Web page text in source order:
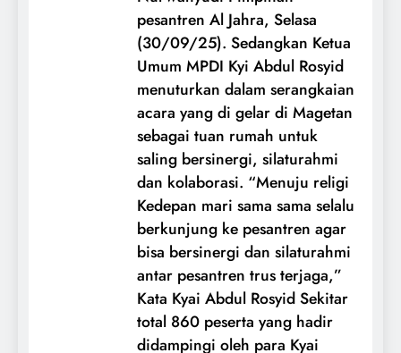
pesantren Al Jahra, Selasa
(30/09/25). Sedangkan Ketua
Umum MPDI Kyi Abdul Rosyid
menuturkan dalam serangkaian
acara yang di gelar di Magetan
sebagai tuan rumah untuk
saling bersinergi, silaturahmi
dan kolaborasi. “Menuju religi
Kedepan mari sama sama selalu
berkunjung ke pesantren agar
bisa bersinergi dan silaturahmi
antar pesantren trus terjaga,”
Kata Kyai Abdul Rosyid Sekitar
total 860 peserta yang hadir
didampingi oleh para Kyai